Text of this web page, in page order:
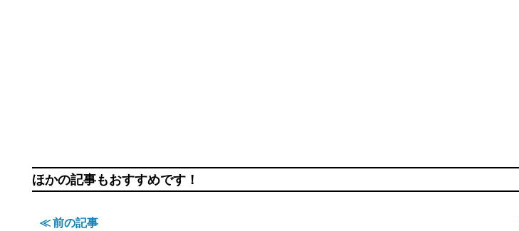
ほかの記事もおすすめです！
≪ 前の記事